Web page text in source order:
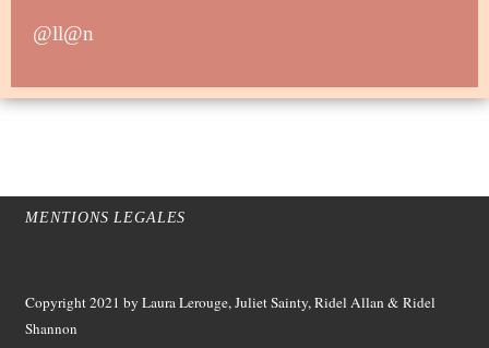
@ll@n
MENTIONS LEGALES
Copyright 2021 by Laura Lerouge, Juliet Sainty, Ridel Allan &Ridel
Shannon